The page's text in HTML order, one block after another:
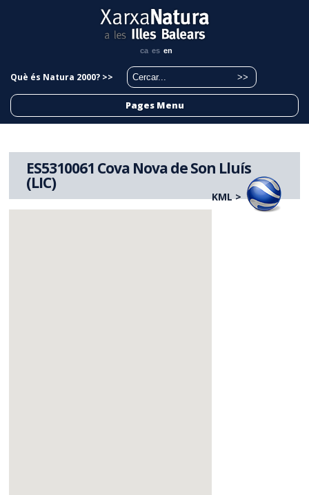
ca es en
Què és Natura 2000? >>
Pages Menu
ES5310061 Cova Nova de Son Lluís
(LIC)
KML >